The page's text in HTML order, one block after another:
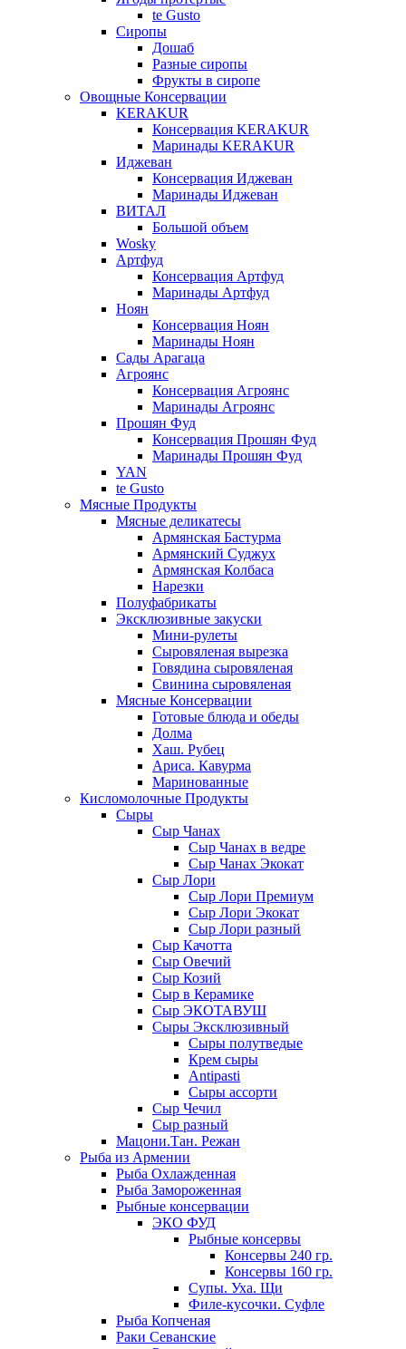
te Gusto
Сиропы
Дошаб
Разные сиропы
Фрукты в сиропе
Овощные Консервации
KERAKUR
Консервация KERAKUR
Маринады KERAKUR
Иджеван
Консервация Иджеван
Маринады Иджеван
ВИТАЛ
Большой объем
Wosky
Артфуд
Консервация Артфуд
Маринады Артфуд
Ноян
Консервация Ноян
Маринады Ноян
Сады Арагаца
Агроянс
Консервация Агроянс
Маринады Агроянс
Прошян Фуд
Консервация Прошян Фуд
Маринады Прошян Фуд
YAN
te Gusto
Мясные Продукты
Мясные деликатесы
Армянская Бастурма
Армянский Суджух
Армянская Колбаса
Нарезки
Полуфабрикаты
Эксклюзивные закуски
Мини-рулеты
Сыровяленая вырезка
Говядина сыровяленая
Свинина сыровяленая
Мясные Консервации
Готовые блюда и обеды
Долма
Хаш. Рубец
Ариса. Кавурма
Маринованные
Кисломолочные Продукты
Сыры
Сыр Чанах
Сыр Чанах в ведре
Сыр Чанах Экокат
Сыр Лори
Сыр Лори Премиум
Сыр Лори Экокат
Сыр Лори разный
Сыр Качотта
Сыр Овечий
Сыр Козий
Сыр в Керамике
Сыр ЭКОТАВУШ
Сыры Эксклюзивный
Сыры полутведые
Крем сыры
Antipasti
Сыры ассорти
Сыр Чечил
Сыр разный
Мацони.Тан. Режан
Рыба из Армении
Рыба Охлажденная
Рыба Замороженная
Рыбные консервации
ЭКО ФУД
Рыбные консервы
Консервы 240 гр.
Консервы 160 гр.
Супы. Уха. Щи
Филе-кусочки. Суфле
Рыба Копченая
Раки Севанские